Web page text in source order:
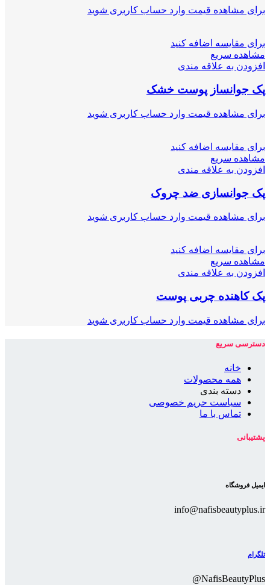
برای مشاهده قیمت وارد حساب کاربری شوید
برای مقایسه اضافه کنید
مشاهده سریع
افزودن به علاقه مندی
پک جوانساز پوست خشک
برای مشاهده قیمت وارد حساب کاربری شوید
برای مقایسه اضافه کنید
مشاهده سریع
افزودن به علاقه مندی
پک جوانسازی ضد چروک
برای مشاهده قیمت وارد حساب کاربری شوید
برای مقایسه اضافه کنید
مشاهده سریع
افزودن به علاقه مندی
پک کاهنده چربی پوست
برای مشاهده قیمت وارد حساب کاربری شوید
دسترسی سریع
خانه
همه محصولات
دسته بندی
سیاست حریم خصوصی
تماس با ما
پشتیبانی
ایمیل فروشگاه
info@nafisbeautyplus.ir
تلگرام
NafisBeautyPlus@